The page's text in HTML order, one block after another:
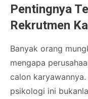
Pentingnya
Rekrutmen
Banyak orang
mengapa
calon
psikologi ini